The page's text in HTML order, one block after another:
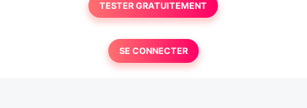
TESTER GRATUITEMENT
SE CONNECTER